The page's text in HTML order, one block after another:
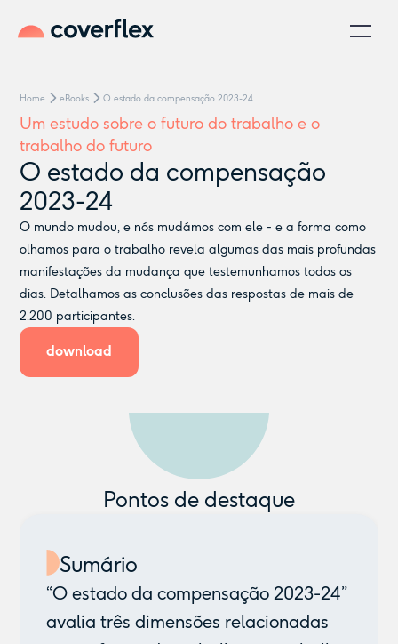
Home eBooks O estado da compensação 2023-24
Um estudo sobre o futuro do trabalho e o
trabalho do futuro
O estado da compensação
2023-24
O mundo mudou, e nós mudámos com ele - e a forma como
olhamos para o trabalho revela algumas das mais profundas
manifestações da mudança que testemunhamos todos os
dias. Detalhamos as conclusões das respostas de mais de
2.200 participantes.
download
Pontos de destaque
Sumário
“O estado da compensação 2023-24”
avalia três dimensões relacionadas